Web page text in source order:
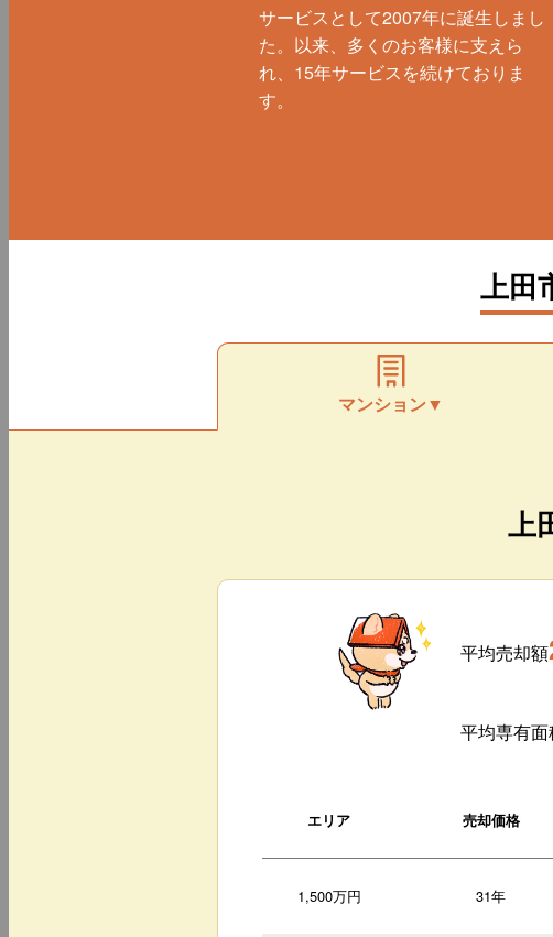
サービスとして2007年に誕生しまし
た。以来、多くのお客様に支えら
れ、15年サービスを続けておりま
す。
上田
マンション▼
上
平均売却額
平均専有面
エリア 売却価格
1,500万円 31年